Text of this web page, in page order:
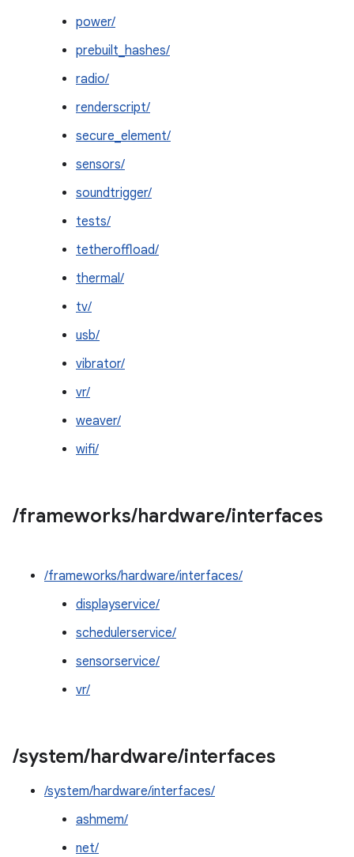
power/
prebuilt_hashes/
radio/
renderscript/
secure_element/
sensors/
soundtrigger/
tests/
tetheroffload/
thermal/
tv/
usb/
vibrator/
vr/
weaver/
wifi/
/frameworks/hardware/interfaces
/frameworks/hardware/interfaces/
displayservice/
schedulerservice/
sensorservice/
vr/
/system/hardware/interfaces
/system/hardware/interfaces/
ashmem/
net/